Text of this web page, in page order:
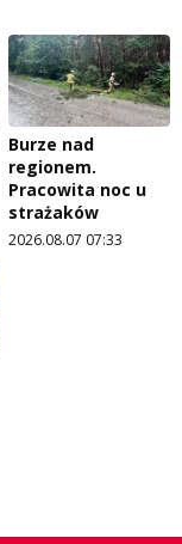
Burze nad
regionem.
Pracowita noc u
strażaków
2026.08.07 07:33